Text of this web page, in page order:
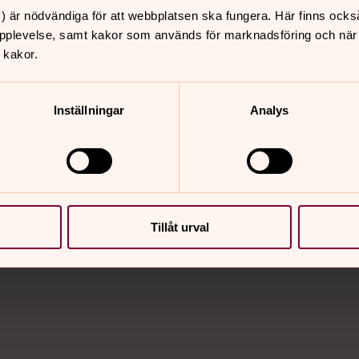
är nödvändiga för att webbplatsen ska fungera. Här finns
samt kakor som används för marknadsföring och
Inställningar Analys
Tillåt urval
Bah Kuhnke, hölls på fredagen direkt
som hölls på samiska. De samiska
från hela Sápmi, det vill säga delar